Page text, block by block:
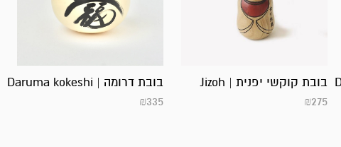
בובת קוקשי יפנית | Jizoh
₪275
בובת דרומה | Daruma kokeshi
₪335